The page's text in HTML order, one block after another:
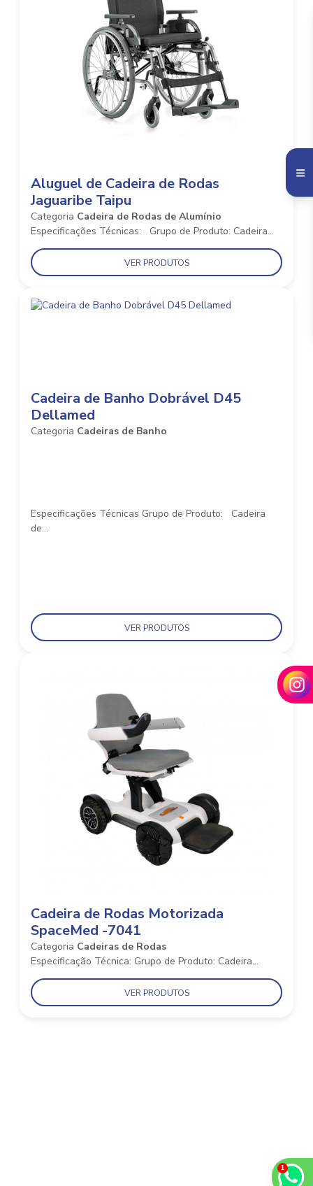
Aluguel de Cadeira de Rodas
Jaguaribe Taipu
Categoria Cadeira de Rodas de Alumínio
Especificações Técnicas: Grupo de Produto: Cadeira...
VER PRODUTOS
Cadeira de Banho Dobrável D45
Dellamed
Categoria Cadeiras de Banho
Especificações Técnicas Grupo de Produto: Cadeira
de...
VER PRODUTOS
Cadeira de Rodas Motorizada
SpaceMed -7041
Categoria Cadeiras de Rodas
Especificação Técnica: Grupo de Produto: Cadeira...
VER PRODUTOS